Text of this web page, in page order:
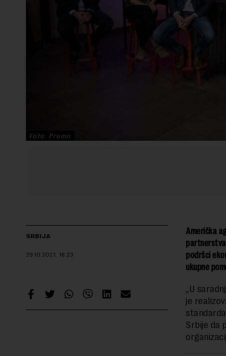
Foto: Promo
SRBIJA
29.10.2021. 16:23
Američka
partnerstva
podršci
ukupne
„U
je
Srbije da